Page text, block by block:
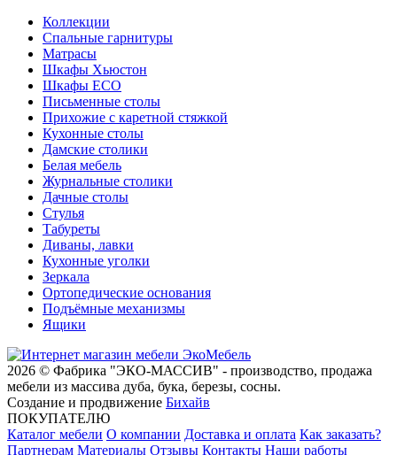
Коллекции
Спальные гарнитуры
Матрасы
Шкафы Хьюстон
Шкафы ECO
Письменные столы
Прихожие с каретной стяжкой
Кухонные столы
Дамские столики
Белая мебель
Журнальные столики
Дачные столы
Стулья
Табуреты
Диваны, лавки
Кухонные уголки
Зеркала
Ортопедические основания
Подъёмные механизмы
Ящики
2026 © Фабрика "ЭКО-МАССИВ" - производство, продажа
мебели из массива дуба, бука, березы, сосны.
Создание и продвижение Бихайв
ПОКУПАТЕЛЮ
Каталог мебели О компании Доставка и оплата Как заказать?
Партнерам Материалы Отзывы Контакты Наши работы